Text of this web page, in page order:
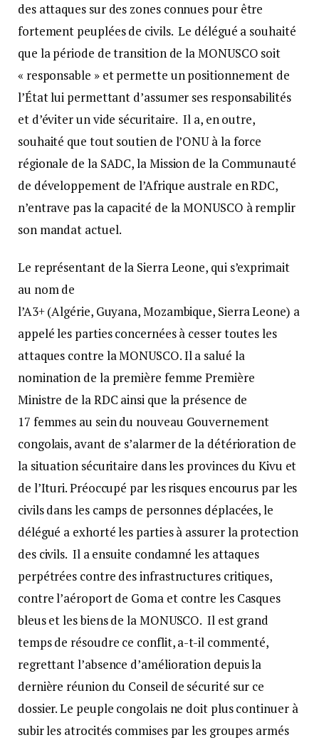
des attaques sur des zones connues pour être
fortement peuplées de civils. Le délégué a souhaité
que la période de transition de la MONUSCO soit
« responsable » et permette un positionnement de
l’État lui permettant d’assumer ses responsabilités
et d’éviter un vide sécuritaire. Il a, en outre,
souhaité que tout soutien de l’ONU à la force
régionale de la SADC, la Mission de la Communauté
de développement de l’Afrique australe en RDC,
n’entrave pas la capacité de la MONUSCO à remplir
son mandat actuel.
Le représentant de la Sierra Leone, qui s’exprimait
au nom de
l’A3+ (Algérie, Guyana, Mozambique, Sierra Leone) a
appelé les parties concernées à cesser toutes les
attaques contre la MONUSCO. Il a salué la
nomination de la première femme Première
Ministre de la RDC ainsi que la présence de
17 femmes au sein du nouveau Gouvernement
congolais, avant de s’alarmer de la détérioration de
la situation sécuritaire dans les provinces du Kivu et
de l’Ituri. Préoccupé par les risques encourus par les
civils dans les camps de personnes déplacées, le
délégué a exhorté les parties à assurer la protection
des civils. Il a ensuite condamné les attaques
perpétrées contre des infrastructures critiques,
contre l’aéroport de Goma et contre les Casques
bleus et les biens de la MONUSCO. Il est grand
temps de résoudre ce conflit, a-t-il commenté,
regrettant l’absence d’amélioration depuis la
dernière réunion du Conseil de sécurité sur ce
dossier. Le peuple congolais ne doit plus continuer à
subir les atrocités commises par les groupes armés